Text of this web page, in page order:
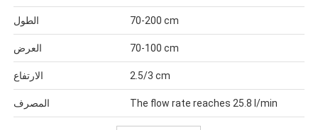
الطول 70-200 cm
العرض 70-100 cm
الارتفاع 2.5/3 cm
المصرف The flow rate reaches 25.8 l/min